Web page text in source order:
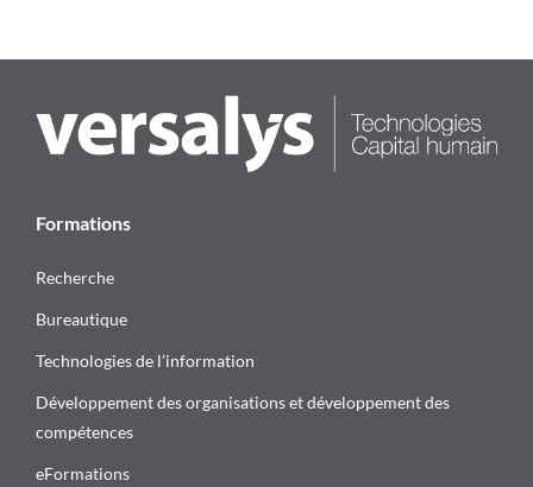
Formations
Recherche
Bureautique
Technologies de l’information
Développement des organisations et développement des
compétences
eFormations